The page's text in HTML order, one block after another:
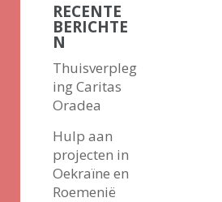
RECENTE
BERICHTE
N
Thuisverpleg
ing Caritas
Oradea
Hulp aan
projecten in
Oekraïne en
Roemenië